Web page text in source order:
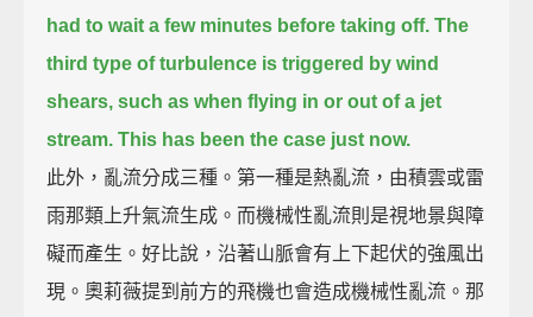
had to wait a few minutes before taking off. The
third type of turbulence is triggered by wind
shears, such as when flying in or out of a jet
stream. This has been the case just now.
此外，亂流分成三種。第一種是熱亂流，由積雲或雷
雨那類上升氣流生成。而機械性亂流則是視地景與障
礙而產生。好比說，沿著山脈會有上下起伏的強風出
現。奧莉薇提到前方的飛機也會造成機械性亂流。那